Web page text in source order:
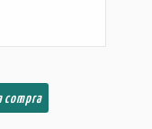
compra